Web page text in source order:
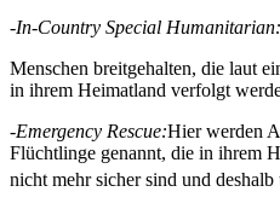
-In-Country Special Humanitarian:
Menschen breitgehalten, die laut
in ihrem Heimatland verfolgt
-Emergency Rescue:Hier werden
Flüchtlinge genannt, die in ihrem
nicht mehr sicher sind und